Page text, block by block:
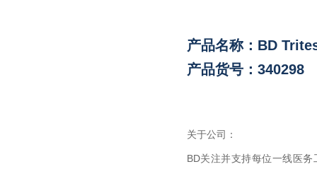
产品名称：BD
产品货号：340298
关于公司：
BD关注并支持每位一线医